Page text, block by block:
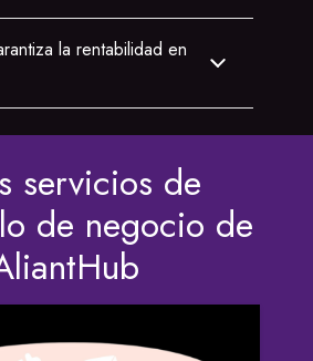
la rentabilidad en
servicios de
de negocio de